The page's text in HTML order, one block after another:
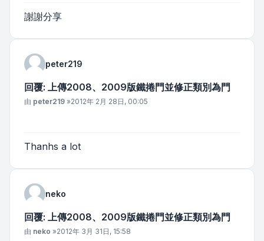
謝謝分享
peter219
回覆: 上傳2008、2009版鐵捲門並修正類別為門
文章
由 peter219 »2012年 2月 28日, 00:05
Thanhs a lot
neko
回覆: 上傳2008、2009版鐵捲門並修正類別為門
文章
由 neko »2012年 3月 31日, 15:58